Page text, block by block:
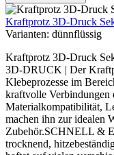
Kraftprotz 3D-Druck
Varianten: dünnflüssig
Kraftprotz 3D-Druck
3D-DRUCK | Der
Klebeprozesse im
kraftvolle Verbindungen
Materialkompatibilität,
machen ihn zur idealen
Zubehör.SCHNELL &
trocknend,